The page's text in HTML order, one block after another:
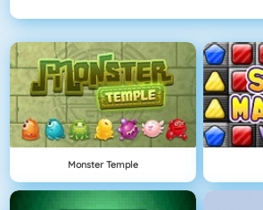
Monster Temple